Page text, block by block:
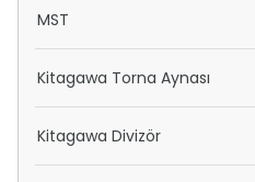
MST
Kitagawa Torna Aynası
Kitagawa Divizör